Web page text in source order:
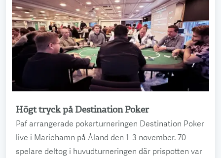
Högt tryck på Destination Poker
Paf arrangerade pokerturneringen Destination Poker
live i Mariehamn på Åland den 1–3 november. 70
spelare deltog i huvudturneringen där prispotten var
Läs mer